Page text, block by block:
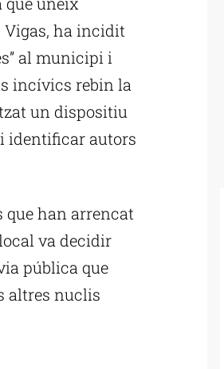
Vigas, ha incidit
al municipi i
incívics rebin la
un dispositiu
i identificar autors
que han arrencat
va decidir
pública que
altres nuclis